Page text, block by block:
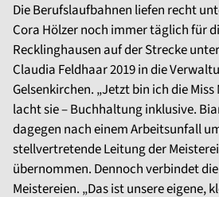
Die Berufslaufbahnen liefen recht
Cora Hölzer noch immer täglich für
Recklinghausen auf der Strecke
Claudia Feldhaar 2019 in die
Gelsenkirchen. „Jetzt bin ich die
lacht sie – Buchhaltung inklusive.
dagegen nach einem Arbeitsunfall
stellvertretende Leitung der
übernommen. Dennoch verbindet
Meistereien. „Das ist unsere eigene,